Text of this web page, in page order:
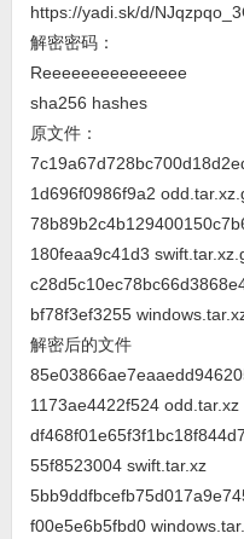
https://yadi.sk/d/
解密密码：
Reeeeeeeeeeeeeee
sha256 hashes
原文件：
1d696f0986f9a2
180feaa9c41d3
bf78f3ef3255
解密后的文件
1173ae4422f524 odd.tar.xz
55f8523004 swift.tar.xz
f00e5e6b5fbd0